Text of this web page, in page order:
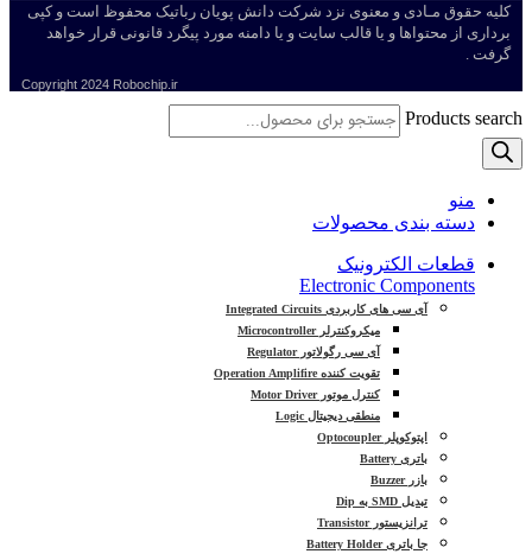
کلیه حقوق مـادی و معنوی نزد شرکت دانش پویان رباتیک محفوظ است و کپی
برداری از محتواها و یا قالب سایت و یا دامنه مورد پیگرد قانونی قرار خواهد
گرفت .
Copyright 2024 Robochip.ir
Products search
منو
دسته بندی محصولات
قطعات الکترونیک
Electronic Components
آی سی های کاربردی Integrated Circuits
میکروکنترلر Microcontroller
آی سی رگولاتور Regulator
تقویت کننده Operation Amplifire
کنترل موتور Motor Driver
منطقی دیجیتال Logic
اپتوکوپلر Optocoupler
باتری Battery
بازر Buzzer
تبدیل SMD به Dip
ترانزیستور Transistor
جا باتری Battery Holder